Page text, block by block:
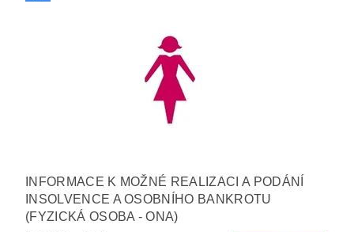
INFORMACE K MOŽNÉ REALIZACI A PODÁNÍ
INSOLVENCE A OSOBNÍHO BANKROTU
(FYZICKÁ OSOBA - ONA)